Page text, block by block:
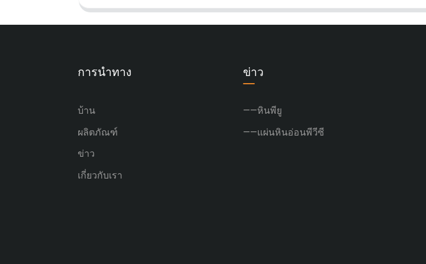
การนำทาง
บ้าน
ผลิตภัณฑ์
ข่าว
เกี่ยวกับเรา
ข่าว
——หินพียู
——แผ่นหินอ่อนพีวีซี